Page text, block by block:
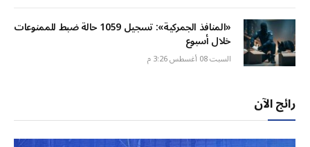
«المنافذ الجمركية»: تسجيل 1059 حالة ضبط للممنوعات
خلال أسبوع
السبت 08 أغسطس 3:26 م
رائج الآن